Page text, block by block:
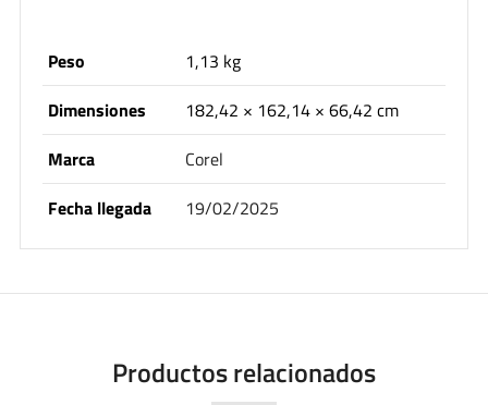
Peso
1,13 kg
Dimensiones
182,42 × 162,14 × 66,42 cm
Marca
Corel
Fecha llegada
19/02/2025
Productos relacionados